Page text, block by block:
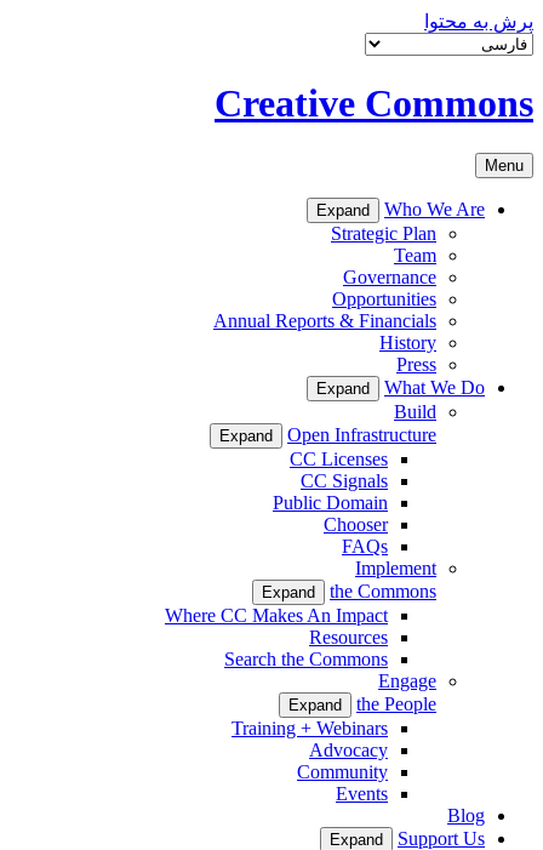
پرش به محتوا
Creative Commons
Menu
Who We Are
Expand
Strategic Plan
Team
Governance
Opportunities
Annual Reports & Financials
History
Press
What We Do
Expand
Build
Open Infrastructure
Expand
CC Licenses
CC Signals
Public Domain
Chooser
FAQs
Implement
the Commons
Expand
Where CC Makes An Impact
Resources
Search the Commons
Engage
the People
Expand
Training + Webinars
Advocacy
Community
Events
Blog
Support Us
Expand